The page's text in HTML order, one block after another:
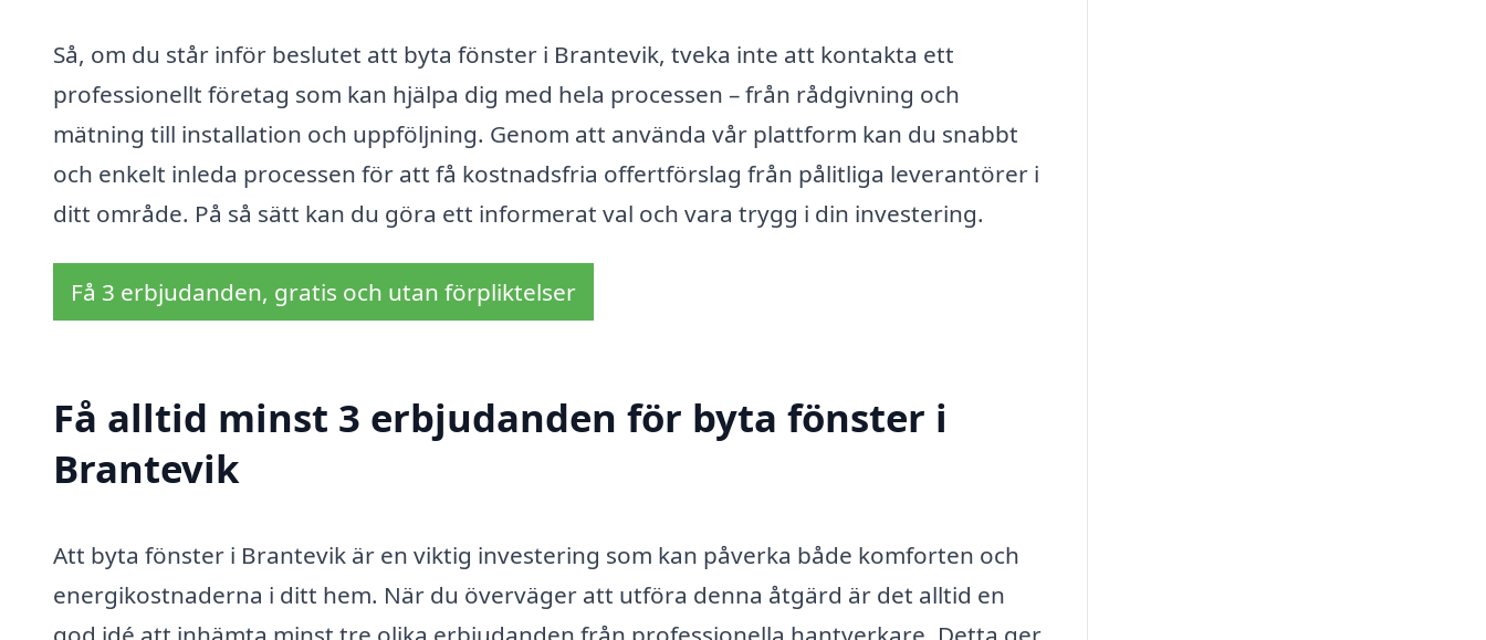
Så, om du står inför beslutet att byta fönster i Brantevik, tveka inte att kontakta ett
professionellt företag som kan hjälpa dig med hela processen – från rådgivning och
mätning till installation och uppföljning. Genom att använda vår plattform kan du snabbt
och enkelt inleda processen för att få kostnadsfria offertförslag från pålitliga leverantörer i
ditt område. På så sätt kan du göra ett informerat val och vara trygg i din investering.
Få 3 erbjudanden, gratis och utan förpliktelser
Få alltid minst 3 erbjudanden för byta fönster i
Brantevik
Att byta fönster i Brantevik är en viktig investering som kan påverka både komforten och
energikostnaderna i ditt hem. När du överväger att utföra denna åtgärd är det alltid en